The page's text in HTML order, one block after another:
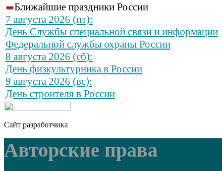
Ближайшие праздники России
7 августа 2026 (пт):
День Службы специальной связи и информации
Федеральной службы охраны России
8 августа 2026 (сб):
День физкультурника в России
9 августа 2026 (вс):
День строителя в России
Сайт разработчика
Авторские права